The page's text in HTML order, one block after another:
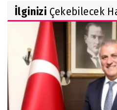
İlginizi Çekebilecek